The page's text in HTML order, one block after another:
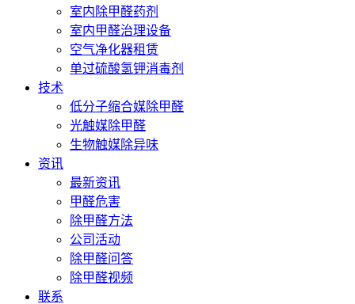
室内除甲醛药剂
室内甲醛治理设备
空气净化器租赁
单过硫酸氢钾消毒剂
技术
低分子缩合媒除甲醛
光触媒除甲醛
生物触媒除异味
资讯
最新资讯
甲醛危害
除甲醛方法
公司活动
除甲醛问答
除甲醛视频
联系